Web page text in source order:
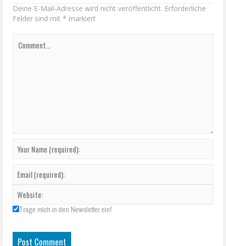
Deine E-Mail-Adresse wird nicht veröffentlicht. Erforderliche
Felder sind mit* markiert
Trage mich in den Newsletter ein!